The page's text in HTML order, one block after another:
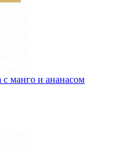
манго и ананасом